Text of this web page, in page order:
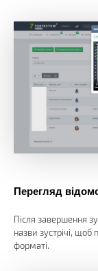
Перегляд
Після завершення
назви зустрічі, щоб
форматі.